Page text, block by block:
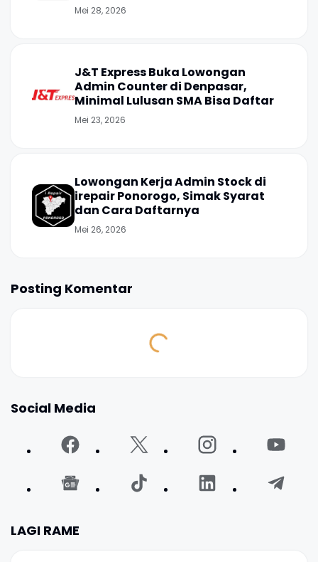
Mei 28, 2026
J&T Express Buka Lowongan
Admin Counter di Denpasar,
Minimal Lulusan SMA Bisa Daftar
Mei 23, 2026
Lowongan Kerja Admin Stock di
irepair Ponorogo, Simak Syarat
dan Cara Daftarnya
Mei 26, 2026
Posting Komentar
Social Media
LAGI RAME